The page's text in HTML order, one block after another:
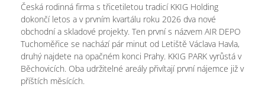
Česká rodinná firma s třicetiletou tradicí KKIG Holding
dokončí letos a v prvním kvartálu roku 2026 dva nové
obchodní a skladové projekty. Ten první s názvem AIR DEPO
Tuchoměřice se nachází pár minut od Letiště Václava Havla,
druhý najdete na opačném konci Prahy. KKIG PARK vyrůstá v
Běchovicích. Oba udržitelné areály přivítají první nájemce již v
příštích měsících.